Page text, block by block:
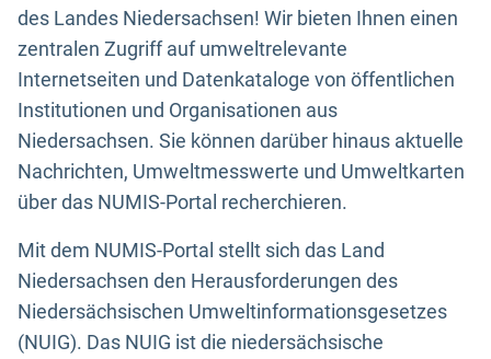
des Landes Niedersachsen! Wir bieten Ihnen einen
zentralen Zugriff auf umweltrelevante
Internetseiten und Datenkataloge von öffentlichen
Institutionen und Organisationen aus
Niedersachsen. Sie können darüber hinaus aktuelle
Nachrichten, Umweltmesswerte und Umweltkarten
über das NUMIS-Portal recherchieren.
Mit dem NUMIS-Portal stellt sich das Land
Niedersachsen den Herausforderungen des
Niedersächsischen Umweltinformationsgesetzes
(NUIG). Das NUIG ist die niedersächsische